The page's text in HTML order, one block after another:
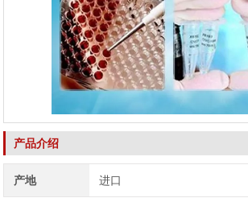
产品介绍
产地 进口